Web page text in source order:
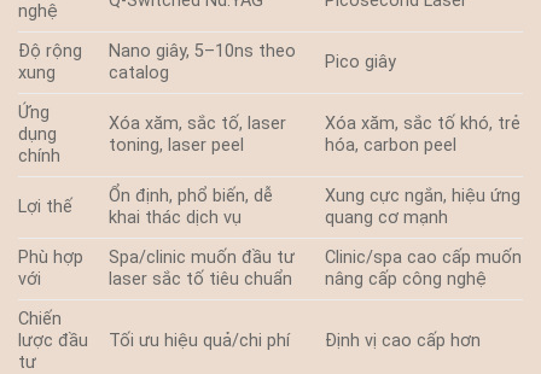
nghệ
Độ rộng
xung
Nano giây, 5–10ns theo
catalog
Pico giây
Ứng
dụng
chính
Xóa xăm, sắc tố, laser
toning, laser peel
Xóa xăm, sắc tố khó, trẻ
hóa, carbon peel
Lợi thế
Ổn định, phổ biến, dễ
khai thác dịch vụ
Xung cực ngắn, hiệu ứng
quang cơ mạnh
Phù hợp
với
Spa/clinic muốn đầu tư
laser sắc tố tiêu chuẩn
Clinic/spa cao cấp muốn
nâng cấp công nghệ
Chiến
lược đầu
tư
Tối ưu hiệu quả/chi phí Định vị cao cấp hơn